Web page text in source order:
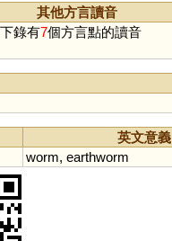
其他方言讀音
錄有7個方言點的讀音
英文意義
worm, earthworm